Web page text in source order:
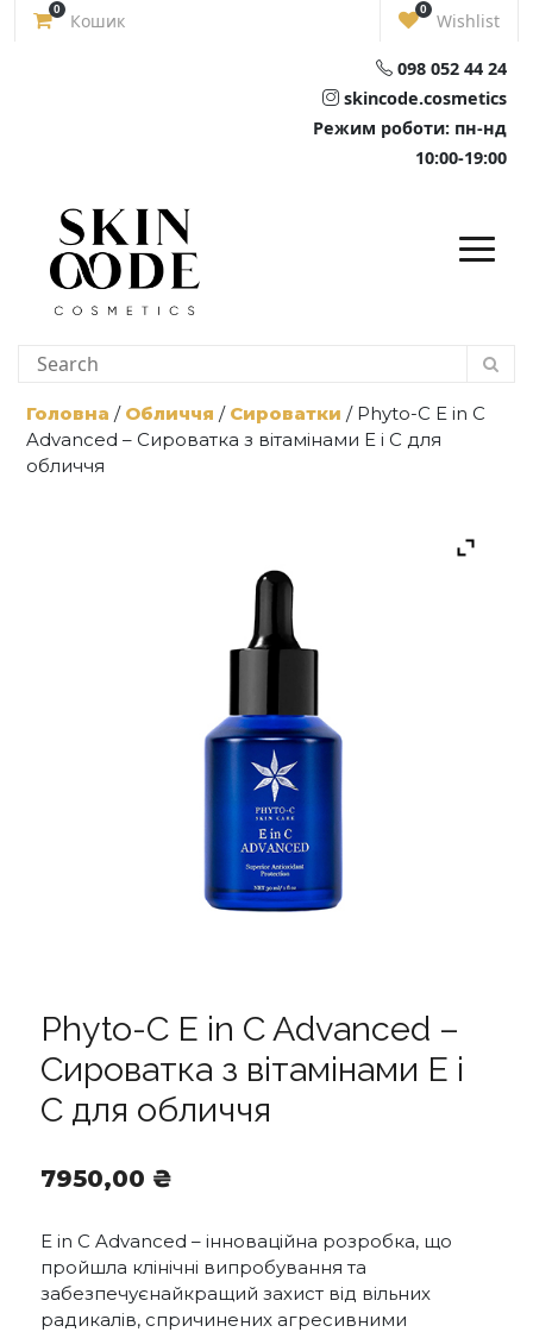
Skip
0
Кошик
0
Wishlist
098 052 44 24
skincode.cosmetics
Режим роботи: пн-нд
10:00-19:00
Головна / Обличчя / Сироватки / Phyto-C E in C
Advanced – Сироватка з вітамінами Е і С для
обличчя
Phyto-C E in C Advanced –
Сироватка з вітамінами Е і
С для обличчя
7950,00 ₴
E in C Advanced – інноваційна розробка, що
пройшла клінічні випробування та
забезпечуєнайкращий захист від вільних
радикалів, спричинених агресивними